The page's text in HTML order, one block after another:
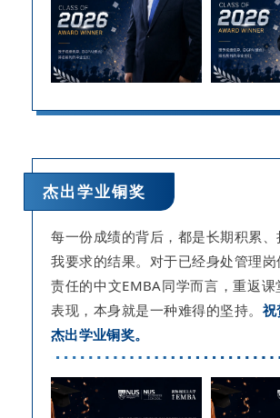
杰出学业铜奖
每一份成绩的背后，都是长期积累、
我要求的结果。对于已经身处管理
责任的中文EMBA同学而言，重返课
表现，本身就是一种难得的坚持。 祝
杰出学业铜奖。